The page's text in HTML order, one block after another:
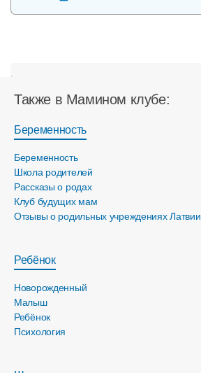
Также в Мамином клубе:
Беременность
Беременность
Школа родителей
Рассказы о родах
Клуб будущих мам
Отзывы о родильных учреждениях Латвии
Ребёнок
Новорожденный
Малыш
Ребёнок
Психология